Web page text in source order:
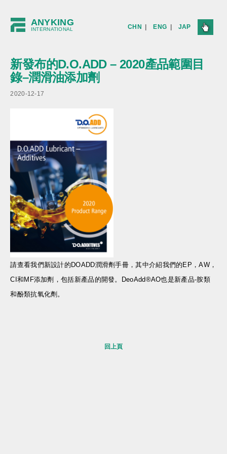
CHN ENG JAP
ANYKING
INTERNATIONAL
新發布的D.O.ADD – 2020產品範圍目
錄–潤滑油添加劑
2020-12-17
請查看我們新設計的DOADD潤滑劑手冊，其中介紹我們的EP，AW，
CI和MF添加劑，包括新產品的開發。DeoAdd®AO也是新產品-胺類
和酚類抗氧化劑。
回上頁